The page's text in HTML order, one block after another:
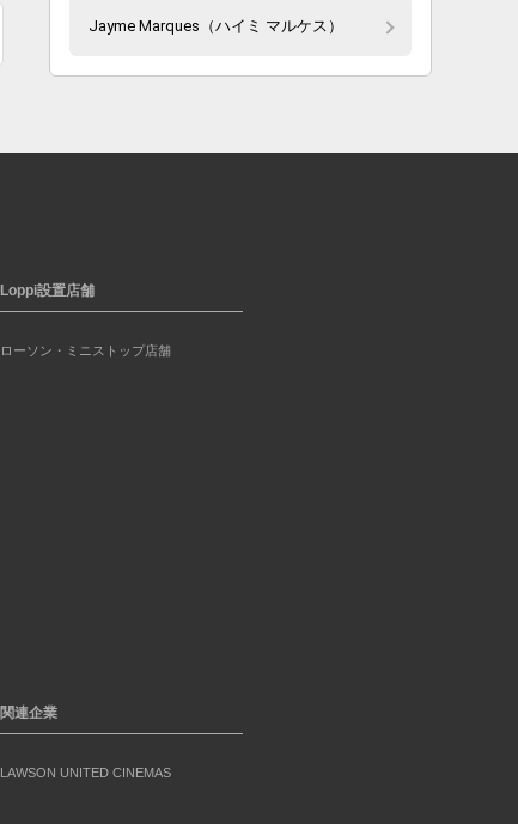
Jayme Marques（ハイミ マルケス）
Loppi設置店舗
ローソン・ミニストップ店舗
関連企業
LAWSON UNITED CINEMAS